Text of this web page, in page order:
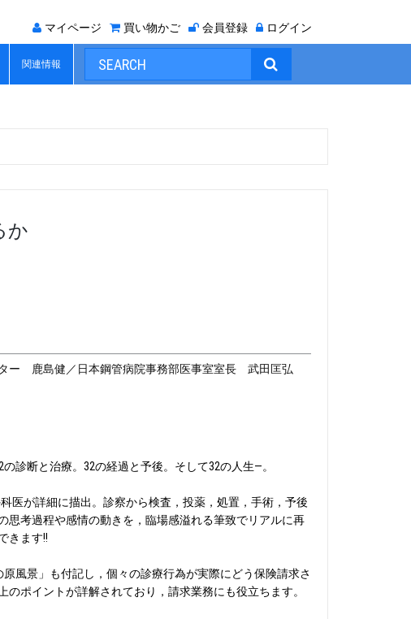
マイページ 買い物かご 会員登録 ログイン
関連情報 
か
ー 鹿島健／日本鋼管病院事務部医事室室長 武田匡弘
診断と治療。32の経過と予後。そして32の人生―。
医が詳細に描出。診察から検査，投薬，処置，手術，予後
思考過程や感情の動きを，臨場感溢れる筆致でリアルに再
きます!!
風景」も付記し，個々の診療行為が実際にどう保険請求さ
ポイントが詳解されており，請求業務にも役立ちます。